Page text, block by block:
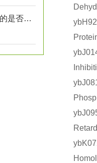
简单的尿液检测就能知道你吃的是否健康？